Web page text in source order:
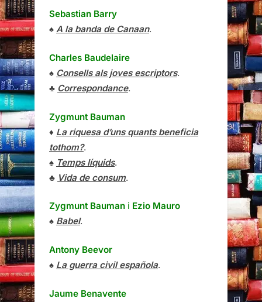
Sebastian Barry
♠ A la banda de Canaan.
Charles Baudelaire
♠ Consells als joves escriptors.
♣ Correspondance.
Zygmunt Bauman
♦ La riquesa d’uns quants beneficia
tothom?.
♠ Temps líquids.
♣ Vida de consum.
Zygmunt Bauman i Ezio Mauro
♠ Babel.
Antony Beevor
♠ La guerra civil española.
Jaume Benavente